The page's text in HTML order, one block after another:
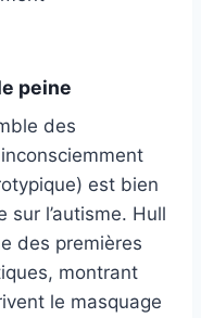
peine
des
est bien
l’autisme. Hull
des premières
montrant
le masquage